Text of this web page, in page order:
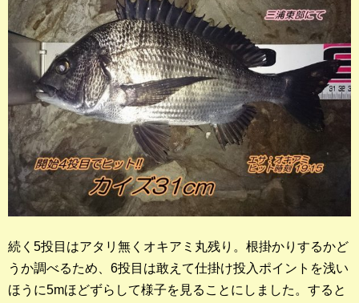
続く5投目はアタリ無くオキアミ丸残り。根掛かりするかど
うか調べるため、6投目は敢えて仕掛け投入ポイントを浅い
ほうに5mほどずらして様子を見ることにしました。すると